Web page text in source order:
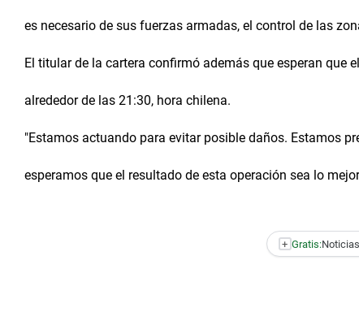
es necesario de sus fuerzas armadas, el control de las
El titular de la cartera confirmó además que esperan que
alrededor de las 21:30, hora chilena.
"Estamos actuando para evitar posible daños. Estamos
esperamos que el resultado de esta operación sea lo
+ Gratis: